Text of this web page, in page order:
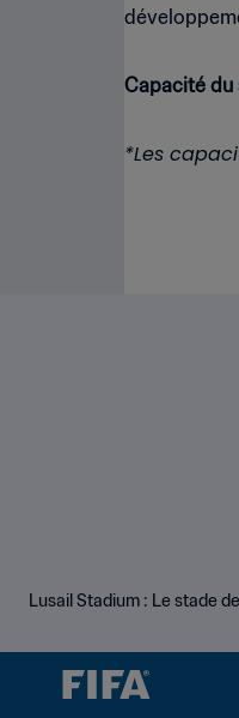
Capacité du
*Les
Lusail Stadium : Le stade